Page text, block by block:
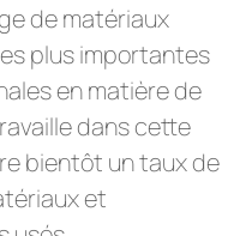
de matériaux
plus importantes
en matière de
dans cette
bientôt un taux de
et